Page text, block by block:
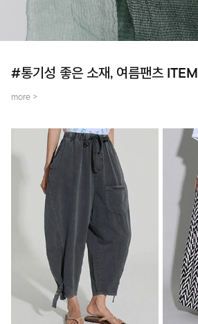
#통기성 좋은 소재, 여름팬츠 ITEM
more >